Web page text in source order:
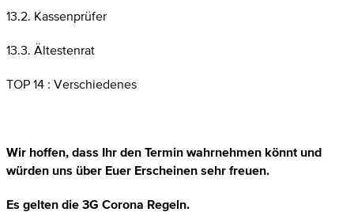
13.2. Kassenprüfer
13.3. Ältestenrat
TOP 14 : Verschiedenes
Wir hoffen, dass Ihr den Termin wahrnehmen könnt und
würden uns über Euer Erscheinen sehr freuen.
Es gelten die 3G Corona Regeln.